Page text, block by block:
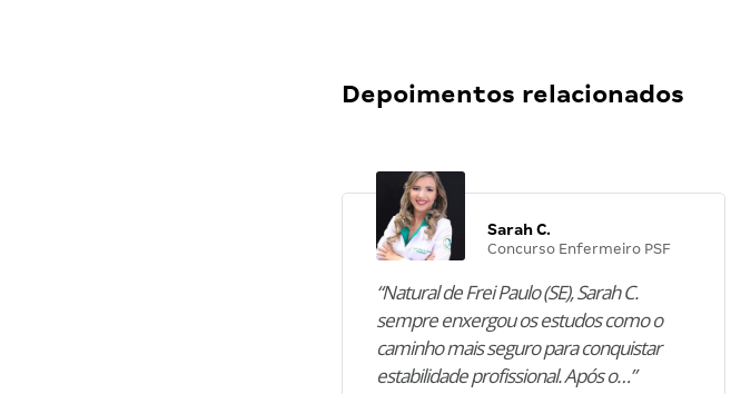
Depoimentos relacionados
Sarah C.
Concurso Enfermeiro PSF
“Natural de Frei Paulo (SE), Sarah C.
sempre enxergou os estudos como o
caminho mais seguro para conquistar
estabilidade profissional. Após o…”